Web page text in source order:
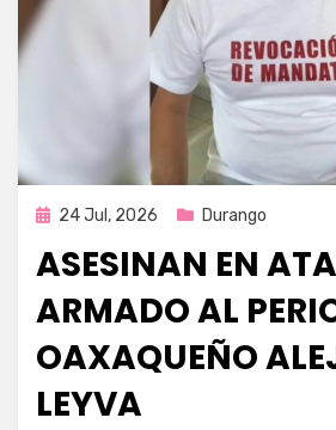
Publicada
24 Jul, 2026 Durango
ASESINAN EN
ARMADO AL
OAXAQUEÑO
LEYVA